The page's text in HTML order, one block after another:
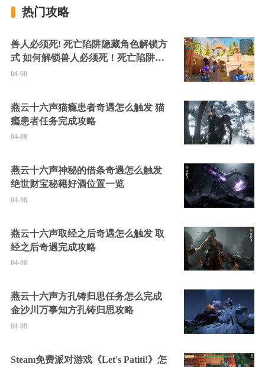
热门攻略
兽人必须死! 死亡陷阱隐藏角色解锁方
式 如何解锁兽人必须死！死亡陷阱中
的隐藏角色
04-08
燕云十六声猫瘾患者奇遇怎么触发 猫
瘾患者任务完成攻略
04-08
燕云十六声神秘的借条奇遇怎么触发
绝世财宝秘籍好酒位置一览
04-08
燕云十六声取经之后奇遇怎么触发 取
经之后奇遇完成攻略
04-08
燕云十六声方孔铸归思任务怎么完成
金沙川万事知方孔铸归思攻略
04-08
Steam免费派对游戏《Let's Patiti!》怎